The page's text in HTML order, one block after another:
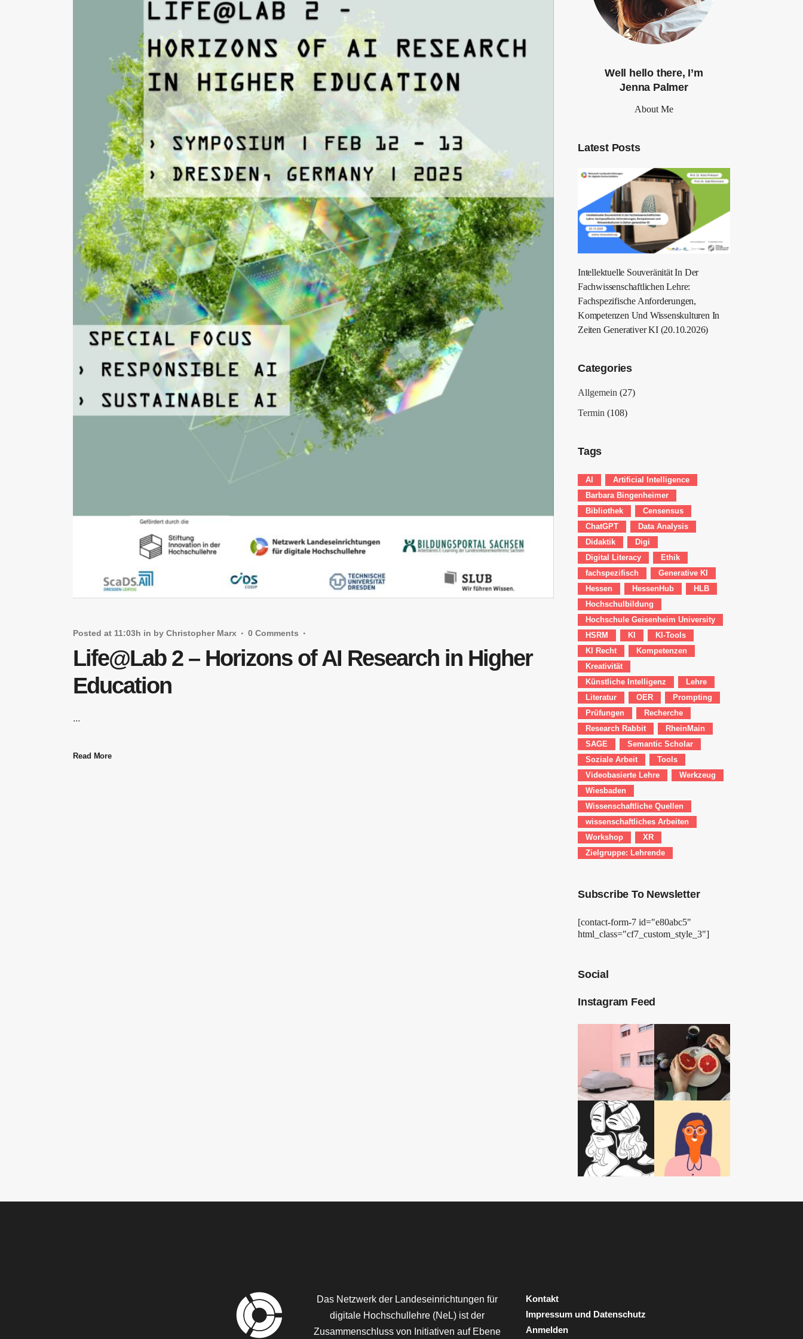
Life@Lab 2 – Horizons of AI Research in Higher
Education
Posted at 11:03h in by Christopher Marx 0 Comments
...
Read More
Well hello there, I’m
Jenna Palmer
About Me
Latest Posts
Intellektuelle Souveränität In Der
Fachwissenschaftlichen Lehre:
Fachspezifische Anforderungen,
Kompetenzen Und Wissenskulturen In
Zeiten Generativer KI (20.10.2026)
Categories
Allgemein (27)
Termin (108)
Tags
AI
Artificial Intelligence
Barbara Bingenheimer
Bibliothek
Censensus
ChatGPT
Data Analysis
Didaktik
Digi
Digital Literacy
Ethik
fachspezifisch
Generative KI
Hessen
HessenHub
HLB
Hochschulbildung
Hochschule Geisenheim University
HSRM
KI
KI-Tools
KI Recht
Kompetenzen
Kreativität
Künstliche Intelligenz
Lehre
Literatur
OER
Prompting
Prüfungen
Recherche
Research Rabbit
RheinMain
SAGE
Semantic Scholar
Soziale Arbeit
Tools
Videobasierte Lehre
Werkzeug
Wiesbaden
Wissenschaftliche Quellen
wissenschaftliches Arbeiten
Workshop
XR
Zielgruppe: Lehrende
Subscribe To Newsletter
[contact-form-7 id="e80abc5"
html_class="cf7_custom_style_3"]
Social
Instagram Feed
Das Netzwerk der Landeseinrichtungen für
digitale Hochschullehre (NeL) ist der
Zusammenschluss von Initiativen auf Ebene
Kontakt
Impressum und Datenschutz
Anmelden